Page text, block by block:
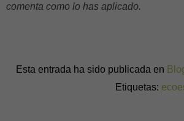
comenta como lo has aplicado.
Esta entrada ha sido publicada en
Etiquetas: